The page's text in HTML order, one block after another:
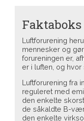
Faktaboks
Luftforurening
mennesker og
forureningen er,
er i luften, og
Luftforurening fra
reguleret med
den enkelte
de såkaldte B-
den enkelte